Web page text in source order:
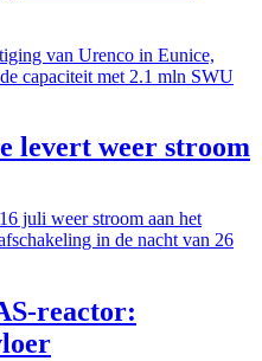
van Urenco in Eunice,
capaciteit met 2.1 mln SWU
levert weer stroom
juli weer stroom aan het
in de nacht van 26
reactor: